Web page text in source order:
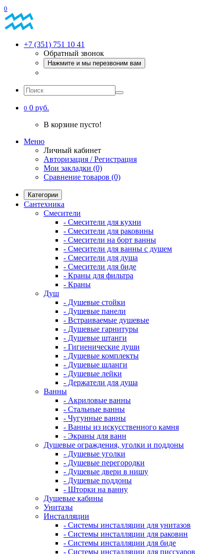
0
+7 (351) 751 10 41
Обратный звонок
Нажмите и мы перезвоним вам
0 0 руб.
В корзине пусто!
Меню
Личный кабинет
Авторизация / Регистрация
Мои закладки (0)
Сравнение товаров (0)
Категории
Сантехника
Смесители
- Смесители для кухни
- Смесители для раковины
- Смесители на борт ванны
- Смесители для ванны с душем
- Смесители для душа
- Смесители для биде
- Краны для фильтра
- Краны
Душ
- Душевые стойки
- Душевые панели
- Встраиваемые душевые
- Душевые гарнитуры
- Душевые штанги
- Гигиенические души
- Душевые комплекты
- Душевые шланги
- Душевые лейки
- Держатели для душа
Ванны
- Акриловые ванны
- Стальные ванны
- Чугунные ванны
- Ванны из искусственного камня
- Экраны для ванн
Душевые ограждения, уголки и поддоны
- Душевые уголки
- Душевые перегородки
- Душевые двери в нишу
- Душевые поддоны
- Шторки на ванну
Душевые кабины
Унитазы
Инсталляции
- Системы инсталляции для унитазов
- Системы инсталляции для раковин
- Системы инсталляции для биде
- Системы инсталляции для писсуаров